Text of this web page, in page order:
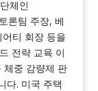
체인
론팀 주장, 베
티 회장 등을
전략 교육 이
체중 감량제 판
다. 미국 주택